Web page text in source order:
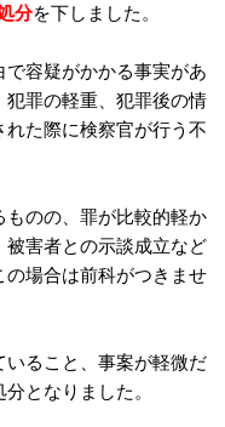
分を下しました。
容疑がかかる事実があ
犯罪の軽重、犯罪後の情
た際に検察官が行う不
のの、罪が比較的軽か
被害者との示談成立など
場合は前科がつきませ
ること、事案が軽微だ
となりました。